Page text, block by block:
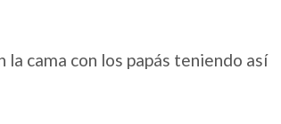
la cama con los papás teniendo así